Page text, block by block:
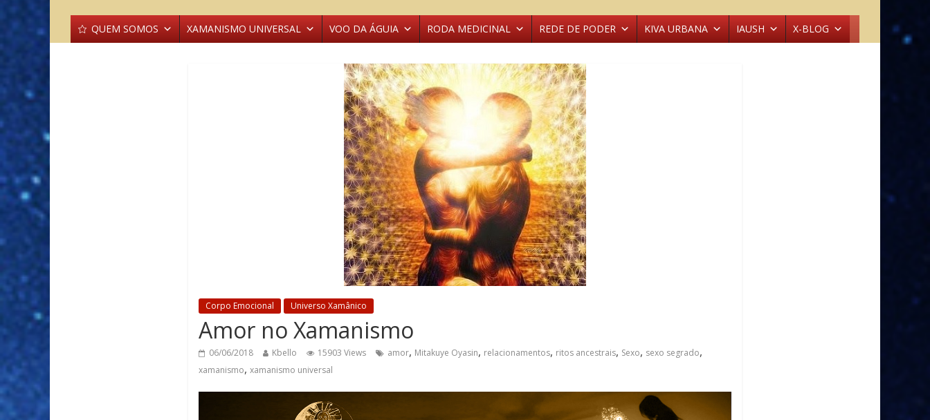
QUEM SOMOS XAMANISMO UNIVERSAL VOO DA ÁGUIA RODA MEDICINAL REDE DE PODER KIVA URBANA IAUSH X-BLOG
Corpo Emocional Universo Xamânico
Amor no Xamanismo
06/06/2018 Kbello 15903 Views amor, Mitakuye Oyasin, relacionamentos, ritos ancestrais, Sexo, sexo segrado,
xamanismo, xamanismo universal